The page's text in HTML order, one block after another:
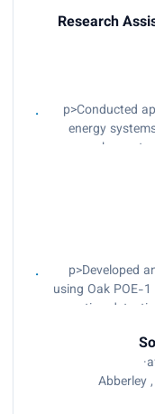
Research
<p>Conducted
energy
research
papers, 1
book chapter
reviewed
and evaluated
machine
language
preprocessing,
dataset
for model
data
<p>Developed
using Oak POE-
emotion
<p> Optimised
</p><p>
flexibility,
·
Abberley